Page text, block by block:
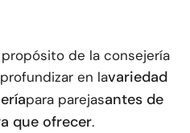
de la consejería
en lavariedad
para parejasantes de
que ofrecer.